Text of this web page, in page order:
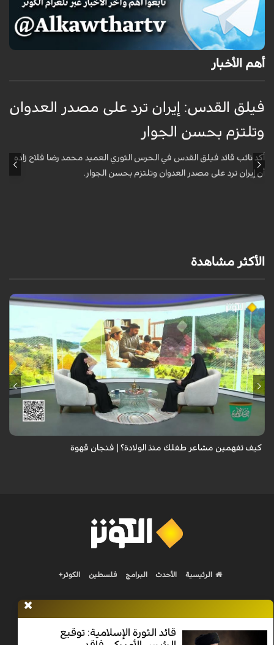
أهم الأخبار
فيلق القدس: إيران ترد على مصدر العدوان
وتلتزم بحسن الجوار
أكد نائب قائد فيلق القدس في الحرس الثوري العميد محمد رضا فلاح زاده
أن إيران ترد على مصدر العدوان وتلتزم بحسن الجوار.
الأكثر مشاهدة
الطفل لا يعرف كيف يعبر عن مشاعره، فتعلمي الفرق بين خوفه وقلقه وتوتره
وحاجته إليك، لتبني شخصية سوية..
كيف تفهمين مشاعر طفلك منذ الولادة؟ | فنجان قهوة
قائد الثورة الإسلامية: توقيع
الرئيسية الأحدث البرامج فلسطين الكوثر+